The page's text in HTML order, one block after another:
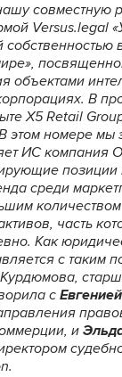
совместную
Versus.legal
собственностью
объектами
В
X5 Retail
этом номере мы
ИС компания
позиции
среди
количеством
часть
Как
с таким
c
и